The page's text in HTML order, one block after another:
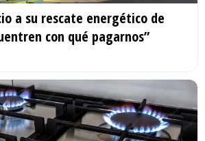
a su rescate energético de
con qué pagarnos”